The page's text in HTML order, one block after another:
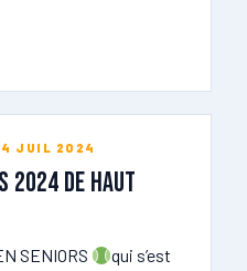
JUIL 2024
2024 de haut
SENIORS
qui s’est